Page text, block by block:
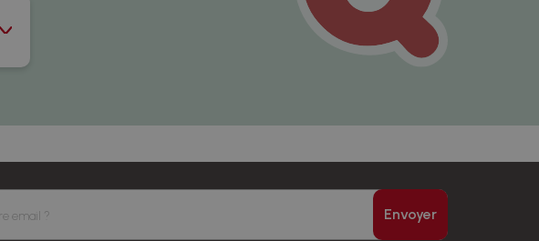
Envoyer